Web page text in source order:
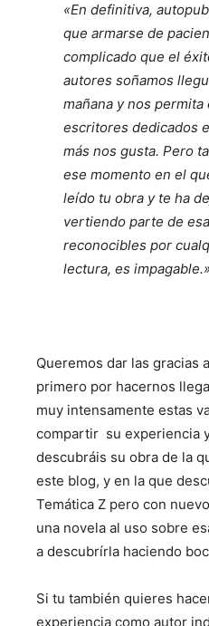
«En definitiva,
que armarse de
complicado que el
autores soñamos
mañana y nos
escritores dedicados
más nos gusta. Pero
ese momento en el
leído tu obra y te ha
vertiendo parte de
reconocibles por
lectura, es impagable.»
Queremos dar las gracias
primero por hacernos
muy intensamente estas
compartir su experiencia
descubráis su obra de la
este blog, y en la que
Temática Z pero con
una novela al uso sobre
a descubrírla haciendo
Si tu también quieres
experiencia como autor